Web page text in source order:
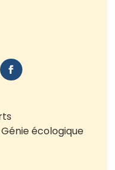
écologique